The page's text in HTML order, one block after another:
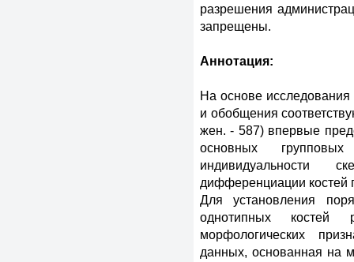
разрешения
запрещены.
Аннотация:
На основе исследования
и обобщения
жен. - 587) впервые
основных
индивидуальности
дифференциации
Для установления
однотипных костей
морфологических
данных, основанная на